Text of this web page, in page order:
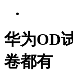
华为OD
卷都有